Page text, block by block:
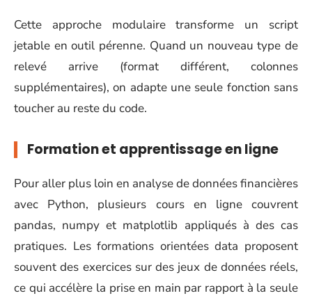
Cette approche modulaire transforme un script
jetable en outil pérenne. Quand un nouveau type de
relevé arrive (format différent, colonnes
supplémentaires), on adapte une seule fonction sans
toucher au reste du code.
Formation et apprentissage en ligne
Pour aller plus loin en analyse de données financières
avec Python, plusieurs cours en ligne couvrent
pandas, numpy et matplotlib appliqués à des cas
pratiques. Les formations orientées data proposent
souvent des exercices sur des jeux de données réels,
ce qui accélère la prise en main par rapport à la seule